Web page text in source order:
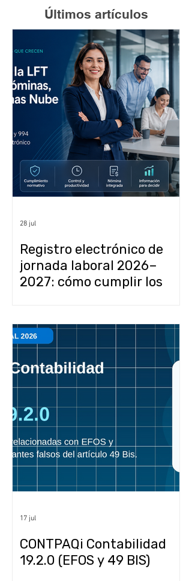
Últimos artículos
Registro electrónico de
jornada laboral 2026–
2027: cómo cumplir los
Tempo Control
28 jul
CONTPAQi Contabilidad
19.2.0 (EFOS y 49 BIS)
17 jul